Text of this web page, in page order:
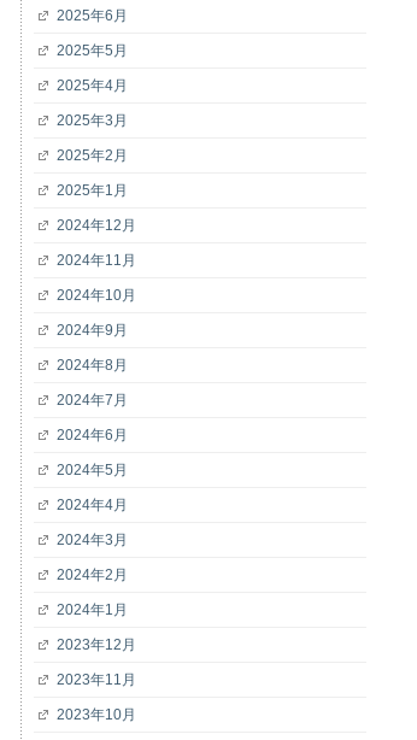
2025年6月
2025年5月
2025年4月
2025年3月
2025年2月
2025年1月
2024年12月
2024年11月
2024年10月
2024年9月
2024年8月
2024年7月
2024年6月
2024年5月
2024年4月
2024年3月
2024年2月
2024年1月
2023年12月
2023年11月
2023年10月